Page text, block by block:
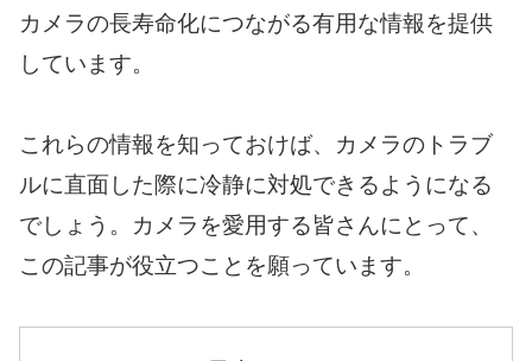
カメラの長寿命化につながる有用な情報を提供
しています。
これらの情報を知っておけば、カメラのトラブ
ルに直面した際に冷静に対処できるようになる
でしょう。カメラを愛用する皆さんにとって、
この記事が役立つことを願っています。